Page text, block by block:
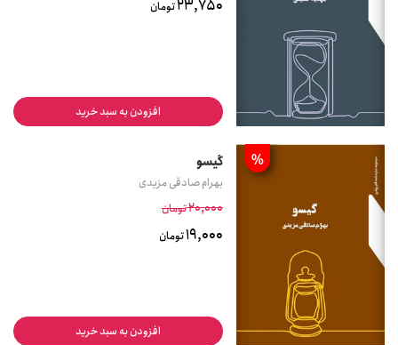
23,750تومان
افزودن به سبد خرید
% گیسو
بهرام صادقی مزیدی
20,000تومان
19,000تومان
افزودن به سبد خرید